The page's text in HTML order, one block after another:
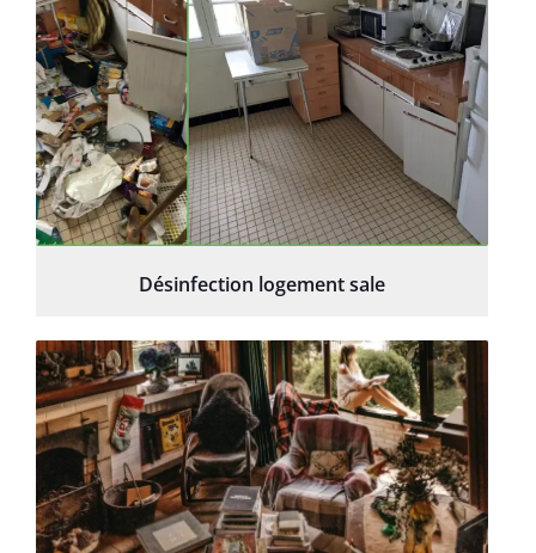
Désinfection logement sale